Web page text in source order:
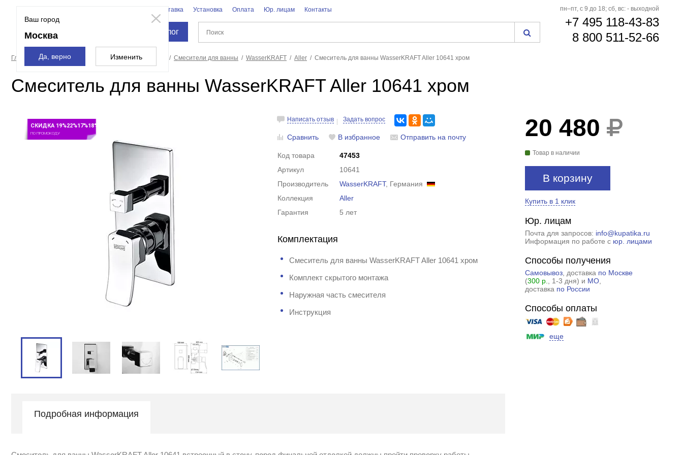
Ваш город
Москва
Да, верно Изменить
Доставка Установка Оплата Юр. лицам Контакты
Каталог
пн–пт, с 9 до 18; сб, вс: - выходной
+7 495 118-43-83
8 800 511-52-66
Главная страница Смесители и души Смесители Смесители для ванны WasserKRAFT Aller Смеситель для ванны WasserKRAFT Aller 10641 хром
Смеситель для ванны WasserKRAFT Aller 10641 хром
СКИДКА 19%22%17%18%
ПО ПРОМОКОДУ
Написать отзыв Задать вопрос
Сравнить В избранное Отправить на почту
Код товара
47453
Артикул
10641
Производитель
WasserKRAFT, Германия
Коллекция
Aller
Гарантия
5 лет
Комплектация
Смеситель для ванны WasserKRAFT Aller 10641 хром
Комплект скрытого монтажа
Наружная часть смесителя
Инструкция
20 480
Товар в наличии
В корзину
Купить в 1 клик
Юр. лицам
Почта для запросов: info@kupatika.ru
Информация по работе с юр. лицами
Способы получения
Самовывоз, доставка по Москве
(300 р. , 1-3 дня) и МО,
доставка по России
Способы оплаты
еще
Подробная информация